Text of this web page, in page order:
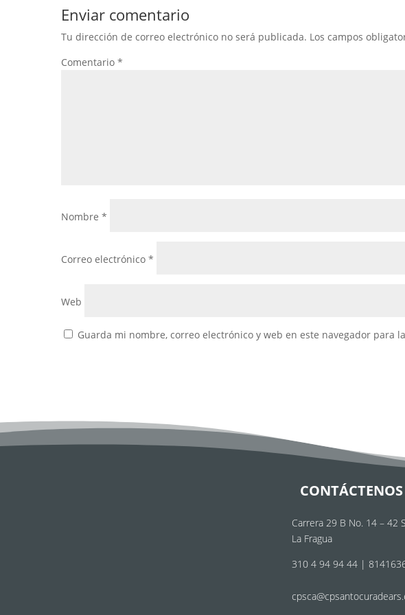
Enviar comentario
Tu dirección de correo electrónico no será publicada. Los campos
Comentario *
Nombre *
Correo electrónico *
Web
Guarda mi nombre, correo electrónico y web en este navegador para
CONTÁCTENOS
Carrera 29 B No. 14 – 42
La Fragua
310 4 94 94 44 |